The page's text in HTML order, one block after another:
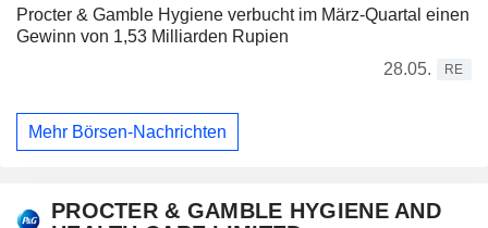
Procter & Gamble Hygiene verbucht im März-Quartal einen
Gewinn von 1,53 Milliarden Rupien
28.05.
RE
Mehr Börsen-Nachrichten
PROCTER & GAMBLE HYGIENE AND